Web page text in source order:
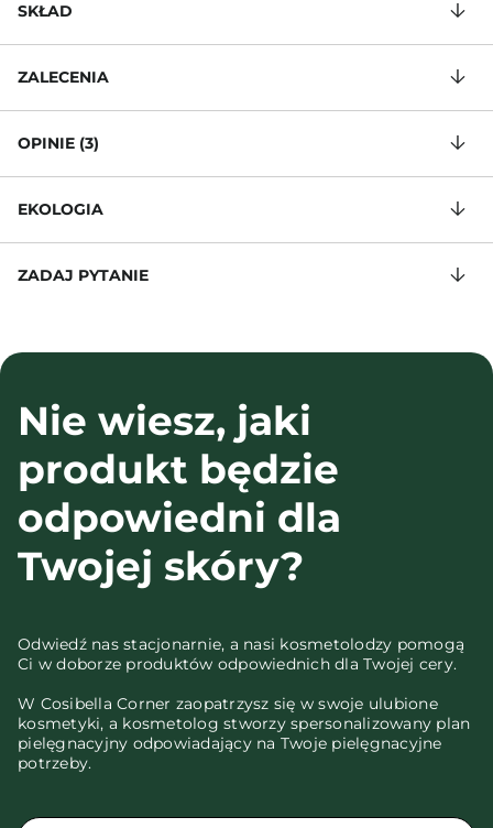
SKŁAD
ZALECENIA
OPINIE (3)
EKOLOGIA
ZADAJ PYTANIE
Nie wiesz, jaki
produkt będzie
odpowiedni dla
Twojej skóry?
Odwiedź nas stacjonarnie, a nasi kosmetolodzy pomogą
Ci w doborze produktów odpowiednich dla Twojej cery.
W Cosibella Corner zaopatrzysz się w swoje ulubione
kosmetyki, a kosmetolog stworzy spersonalizowany plan
pielęgnacyjny odpowiadający na Twoje pielęgnacyjne
potrzeby.